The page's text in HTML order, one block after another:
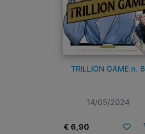
TRILLION GAME n. 6
14/05/2024
€ 6,90